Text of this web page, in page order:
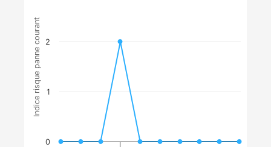
Indice risque panne courant
0
1
2